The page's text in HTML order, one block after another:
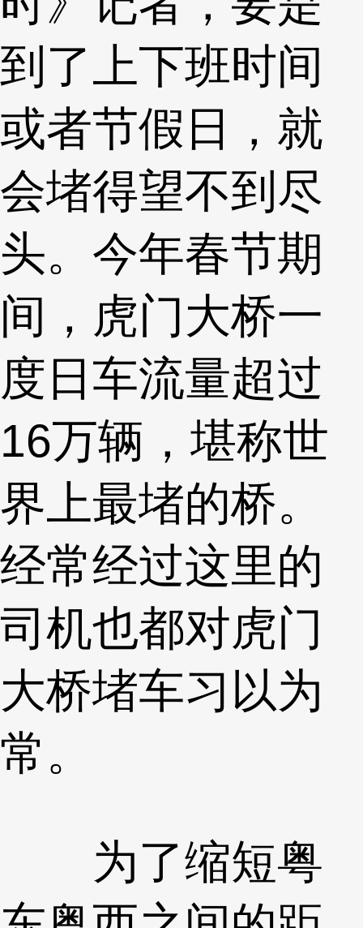
到了上下班时间
或者节假日，就
会堵得望不到尽
头。今年春节期
间，虎门大桥一
度日车流量超过
16万辆，堪称世
界上最堵的桥。
经常经过这里的
司机也都对虎门
大桥堵车习以为
常。
为了缩短粤